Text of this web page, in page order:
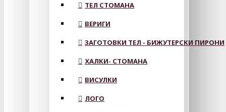
ТЕЛ СТОМАНА
ВЕРИГИ
ЗАГОТОВКИ ТЕЛ - БИЖУТЕРСКИ ПИРОНИ
ХАЛКИ- СТОМАНА
ВИСУЛКИ
ЛОГО